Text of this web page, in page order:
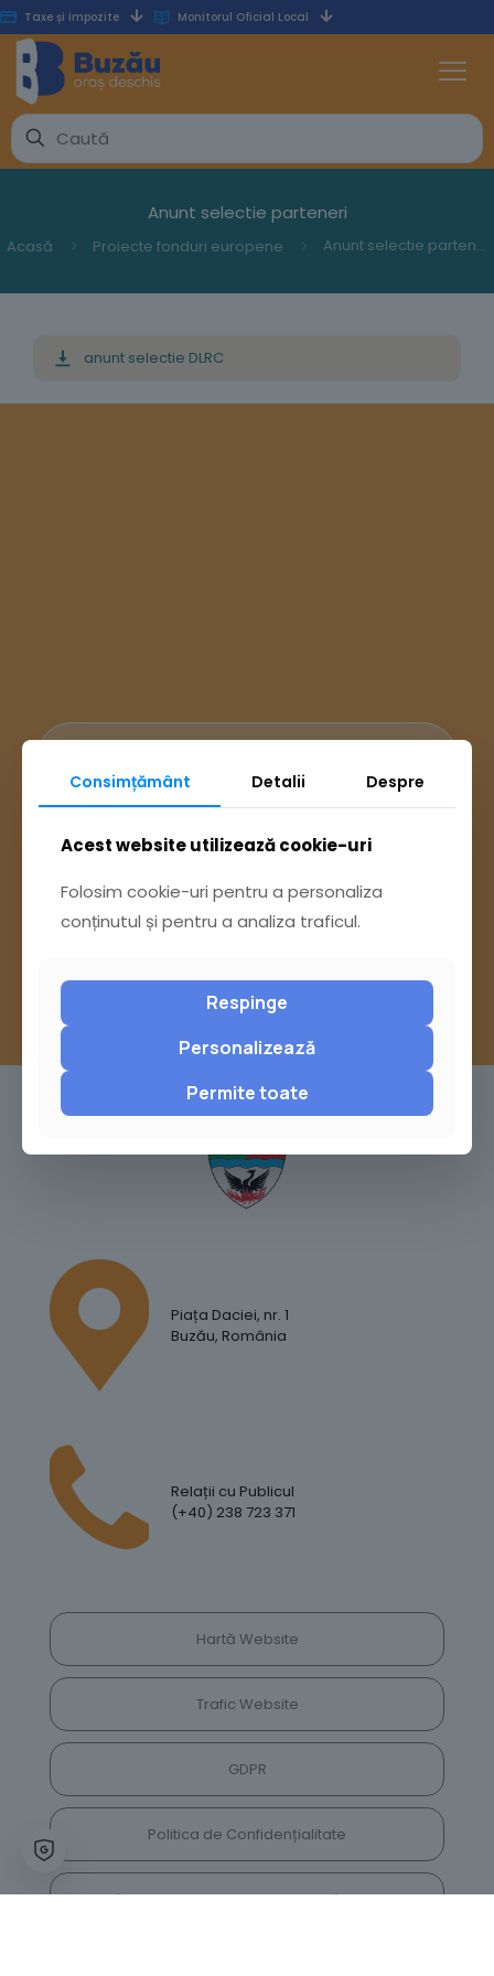
Taxe și impozite Monitorul Oficial Local
Anunt selectie parteneri
Acasă Proiecte fonduri europene Anunt selectie parteneri
anunt selectie DLRC
Ai întrebări? Accesează
Pagina Contact
sau trimite o sesizare pe Buzău City
Report
Piața Daciei, nr. 1
Buzău, România
Relații cu Publicul
(+40) 238 723 371
Hartă Website
Trafic Website
GDPR
Politica de Confidențialitate
Vrei să lași feedback despre site? Părerea ta ne
Consimțământ Detalii Despre
Acest website utilizează cookie-uri
Folosim cookie-uri pentru a personaliza
conținutul și pentru a analiza traficul.
Respinge
Personalizează
Permite toate